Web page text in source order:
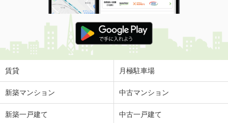
賃貸 月極駐車場
新築マンション 中古マンション
新築一戸建て 中古一戸建て